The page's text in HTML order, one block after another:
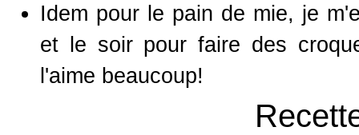
Idem pour le pain de mie, je
et le soir pour faire des
l'aime beaucoup!